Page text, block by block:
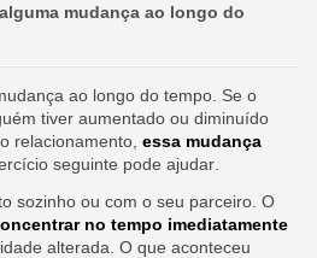
mudança ao longo do
ao longo do tempo. Se o
tiver aumentado ou diminuído
relacionamento, essa mudança
seguinte pode ajudar.
sozinho ou com o seu parceiro. O
no tempo imediatamente
alterada. O que aconteceu